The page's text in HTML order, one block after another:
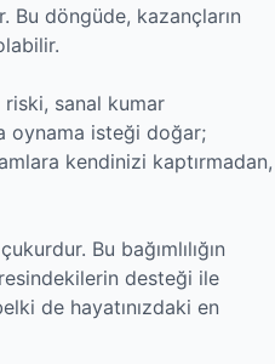
Bu döngüde, kazançların
sanal kumar
oynama isteği doğar;
kendinizi kaptırmadan,
Bu bağımlılığın
desteği ile
de hayatınızdaki en